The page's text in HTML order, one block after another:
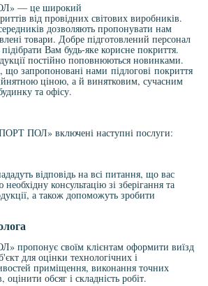
— це широкий
від провідних світових виробників.
дозволяють пропонувати нам
товари. Добре підготовлений персонал
Вам будь-яке корисне покриття.
постійно поповнюються новинками.
що запропоновані нами підлогові покриття
ціною, а й винятковим, сучасним
та офісу.
ПОЛ» включені наступні послуги:
відповідь на всі питання, що вас
консультацію зі зберігання та
а також допоможуть зробити
пропонує своїм клієнтам оформити виїзд
для оцінки технологічних і
приміщення, виконання точних
оцінити обсяг і складність робіт.